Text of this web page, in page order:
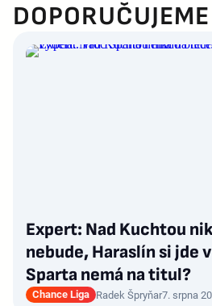
DOPORUČUJEME
Expert: Nad Kuchtou
nebude, Haraslín si jde
Sparta nemá na titul?
Chance Liga Radek Špryňar7. srpna